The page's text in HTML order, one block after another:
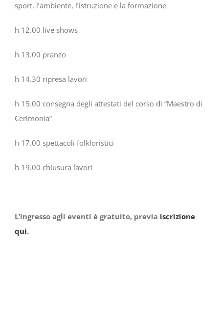
sport, l’ambiente, l’istruzione e la formazione
h 12.00 live shows
h 13.00 pranzo
h 14.30 ripresa lavori
h 15.00 consegna degli attestati del corso di “Maestro di
Cerimonia”
h 17.00 spettacoli folkloristici
h 19.00 chiusura lavori
L’ingresso agli eventi è gratuito, previa iscrizione
qui.